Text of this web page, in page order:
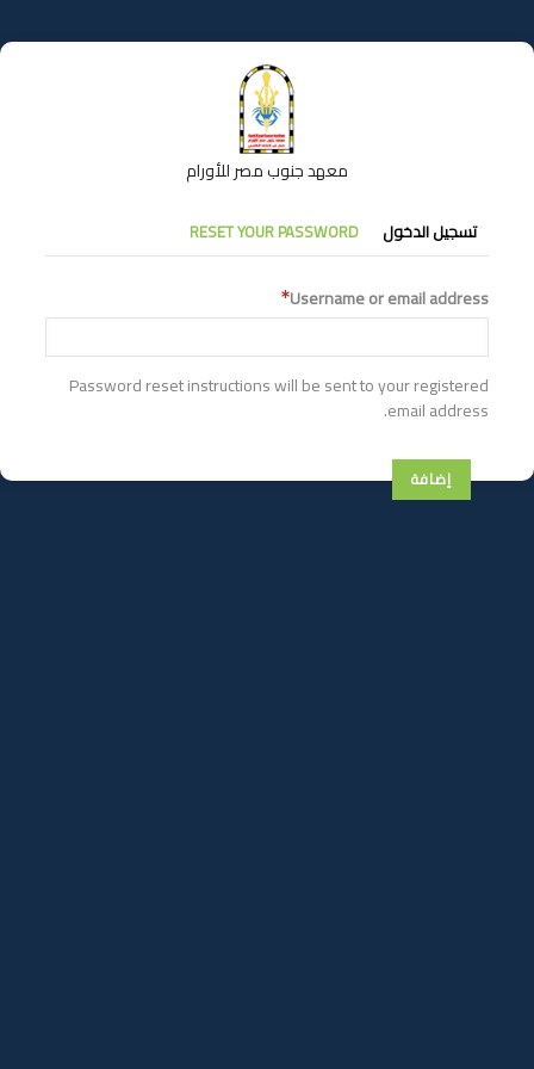
إلى
المحتوى
معهد جنوب مصر للأورام
التبويبات
الأساسية
تسجيل الدخول RESET YOUR PASSWORD
Username or email address
Password reset instructions will be sent to your registered
email address.